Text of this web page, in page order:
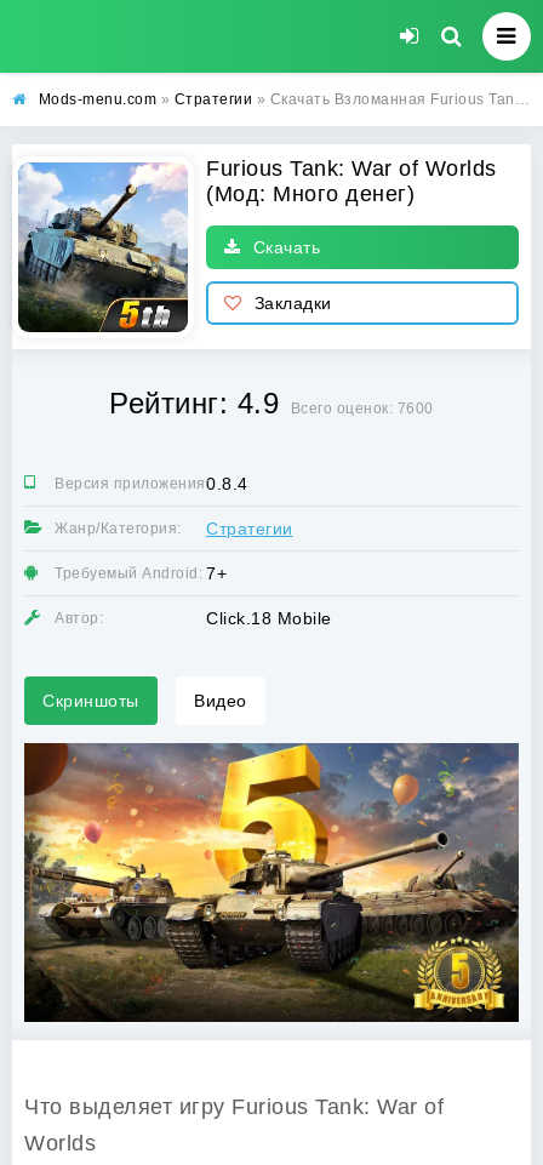
Mods-menu.com » Стратегии » Скачать Взломанная Furious Tank: War of Worlds (Много денег) на андроид
Furious Tank: War of Worlds
(Мод: Много денег)
Скачать
Закладки
Рейтинг: 4.9 Всего оценок: 7600
Версия приложения:0.8.4
Жанр/Категория: Стратегии
Требуемый Android: 7+
Автор: Click.18 Mobile
Скриншоты Видео
Что выделяет игру Furious Tank: War of
Worlds